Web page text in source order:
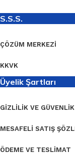
S.S.S.
ÇÖZÜM MERKEZI
KKVK
Üyelik Şartları
GIZLILIK VE GÜVENLIK
MESAFELI SATIŞ
ÖDEME VE TESLIMAT